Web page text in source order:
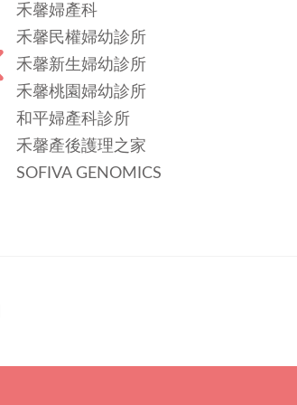
禾馨婦產科
禾馨民權婦幼診所
禾馨新生婦幼診所
禾馨桃園婦幼診所
和平婦產科診所
禾馨產後護理之家
SOFIVA GENOMICS